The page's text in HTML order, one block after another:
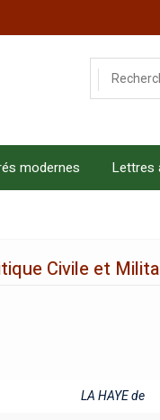
modernes Lettres
Civile et
LA HAYE de